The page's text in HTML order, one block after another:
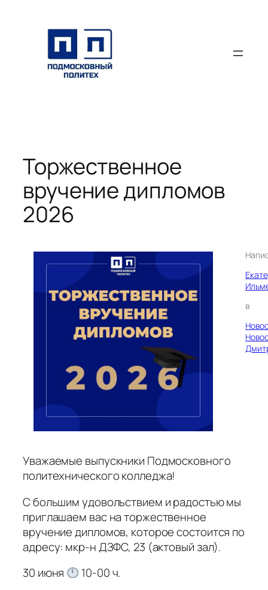
содержимому
Торжественное
вручение дипломов
2026
в
Уважаемые выпускники Подмосковного
политехнического колледжа!
C большим удовольствием и радостью мы
приглашаем вас на торжественное
вручение дипломов, которое состоится по
адресу: мкр-н ДЗФС, 23 (актовый зал).
30 июня
10-00 ч.